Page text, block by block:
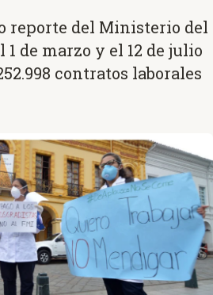
reporte del Ministerio del
1 de marzo y el 12 de julio
contratos laborales